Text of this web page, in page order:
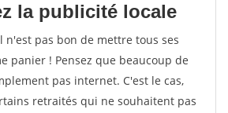
la publicité locale
pas bon de mettre tous ses
panier ! Pensez que beaucoup de
pas internet. C'est le cas,
retraités qui ne souhaitent pas